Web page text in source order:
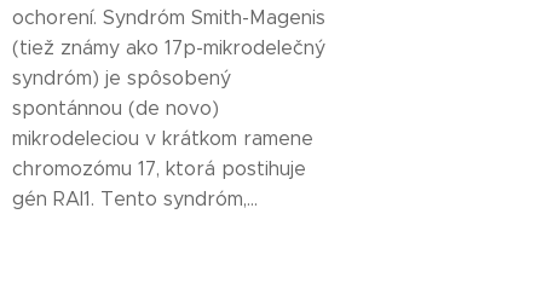
ochorení. Syndróm Smith-Magenis
(tiež známy ako 17p-mikrodelečný
syndróm) je spôsobený
spontánnou (de novo)
mikrodeleciou v krátkom ramene
chromozómu 17, ktorá postihuje
gén RAI1. Tento syndróm,...